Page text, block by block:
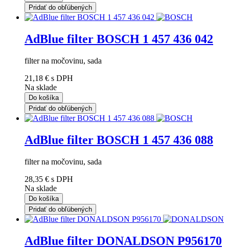
Pridať do obľúbených
AdBlue filter BOSCH 1 457 436 042
filter na močovinu, sada
21,18 € s DPH
Na sklade
Do košíka
Pridať do obľúbených
AdBlue filter BOSCH 1 457 436 088
filter na močovinu, sada
28,35 € s DPH
Na sklade
Do košíka
Pridať do obľúbených
AdBlue filter DONALDSON P956170